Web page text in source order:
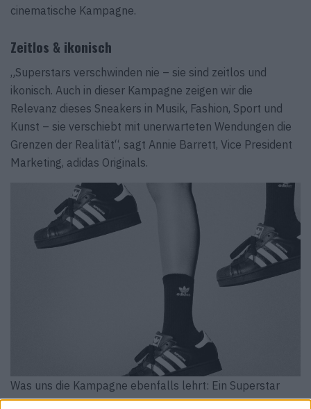
cinematische Kampagne.
Zeitlos & ikonisch
„Superstars verschwinden nie – sie sind zeitlos und
ikonisch. Auch in dieser Kampagne zeigen wir die
Relevanz dieses Sneakers in Musik, Fashion, Sport und
Kunst – sie verschiebt mit unerwarteten Wendungen die
Grenzen der Realität“, sagt Annie Barrett, Vice President
Marketing, adidas Originals.
Was uns die Kampagne ebenfalls lehrt: Ein Superstar
trägt nicht nur den Sneaker, sondern hüllt sich von Kopf